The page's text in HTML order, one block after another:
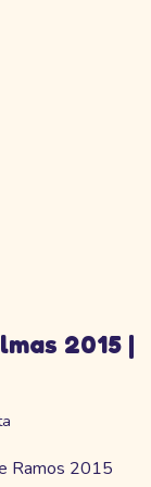
2015 |
Ramos 2015